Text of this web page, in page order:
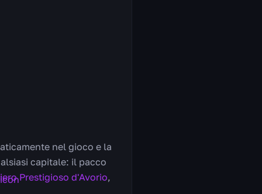
nel gioco e la
capitale: il pacco
Prestigioso d'Avorio,